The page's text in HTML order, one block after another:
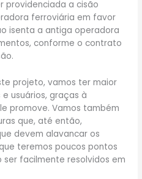
providenciada a cisão
ferroviária em favor
isenta a antiga operadora
conforme o contrato
projeto, vamos ter maior
usuários, graças à
promove. Vamos também
que, até então,
devem alavancar os
teremos poucos pontos
facilmente resolvidos em